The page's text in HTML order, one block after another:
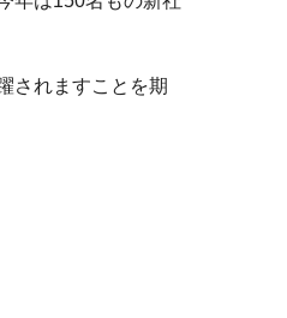
されますことを期